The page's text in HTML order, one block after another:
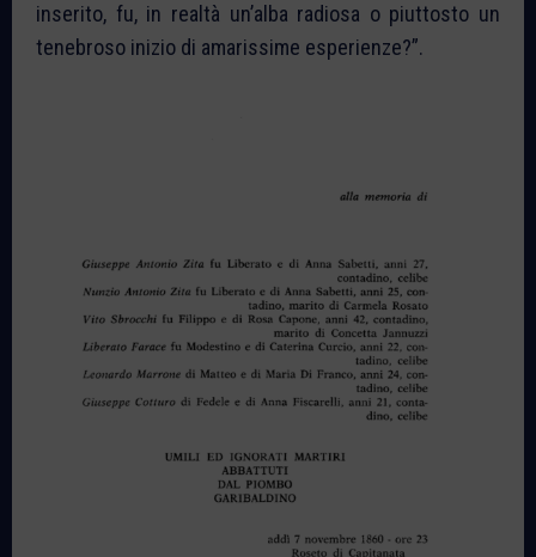
inserito, fu, in realtà un’alba radiosa o piuttosto un
tenebroso inizio di amarissime esperienze?”.